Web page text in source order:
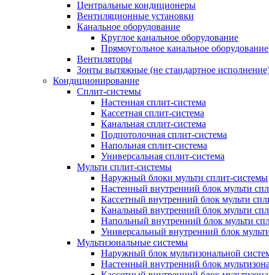
Центральные кондиционеры
Вентиляционные установки
Канальное оборудование
Круглое канальное оборудование
Прямоугольное канальное оборудование
Вентиляторы
Зонты вытяжные (не стандартное
Кондиционирование
Сплит-системы
Настенная сплит-система
Кассетная сплит-система
Канальная сплит-система
Подпотолочная сплит-система
Напольная сплит-система
Универсальная сплит-система
Мульти сплит-системы
Наружный блоки мульти сплит-системы
Настенный внутренний блок мульти
Кассетный внутренний блок мульти
Канальный внутренний блок мульти
Напольный внутренний блок мульти
Универсальный внутренний блок
Мультизональные системы
Наружный блок мультизональной
Настенный внутренний блок